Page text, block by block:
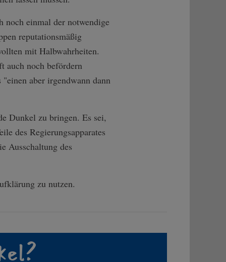
noch einmal der notwendige
reputationsmäßig
mit Halbwahrheiten.
auch noch befördern
aber irgendwann dann
Dunkel zu bringen. Es sei,
des Regierungsapparates
Ausschaltung des
zu nutzen.